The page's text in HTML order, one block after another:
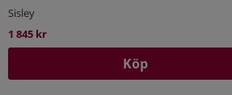
Sisley
1 845 kr
Köp